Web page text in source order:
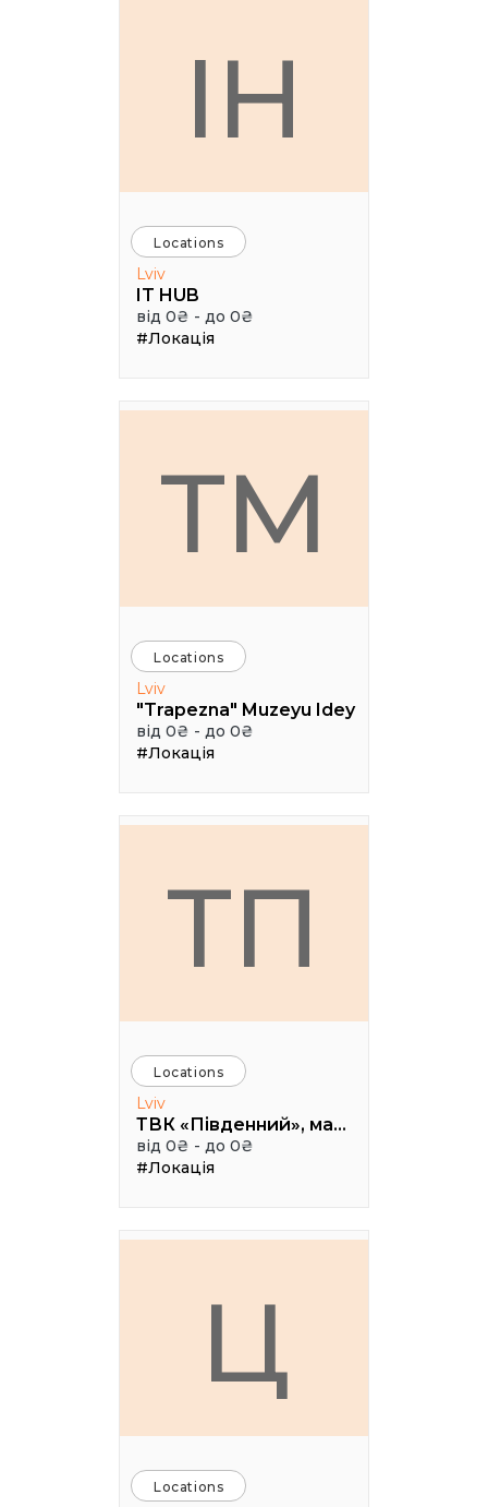
IH
Locations
Lviv
IT HUB
від 0₴ - до 0₴
#Локація
TM
Locations
Lviv
"Trapezna" Muzeyu Idey
від 0₴ - до 0₴
#Локація
ТП
Locations
Lviv
ТВК «Південний», малий конференц зал
від 0₴ - до 0₴
#Локація
Ц
Locations